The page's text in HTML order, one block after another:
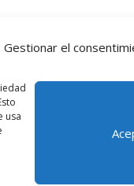
Gestionar el
usa
Celador
precio precio